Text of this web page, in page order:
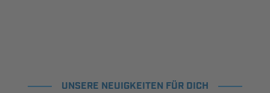
UNSERE NEUIGKEITEN FÜR DICH